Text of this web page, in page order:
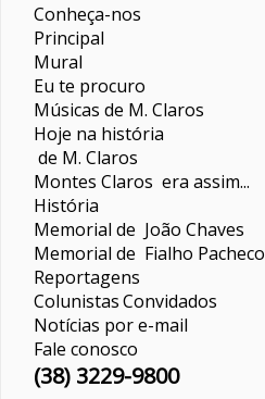
Conheça-nos
Principal
Mural
Eu te procuro
Músicas de M. Claros
Hoje na história
de M. Claros
Montes Claros era assim...
História
Memorial de João Chaves
Memorial de Fialho Pacheco
Reportagens
ColunistasConvidados
Notícias por e-mail
Fale conosco
(38) 3229-9800